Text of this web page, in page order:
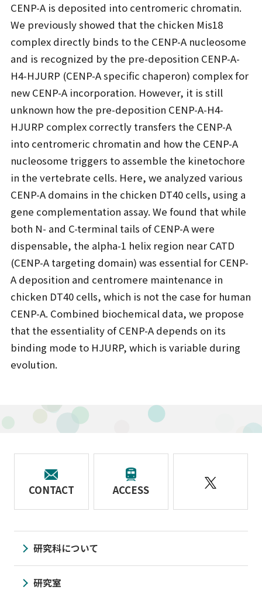
CENP-A is deposited into centromeric chromatin.
We previously showed that the chicken Mis18
complex directly binds to the CENP-A nucleosome
and is recognized by the pre-deposition CENP-A-
H4-HJURP (CENP-A specific chaperon) complex for
new CENP-A incorporation. However, it is still
unknown how the pre-deposition CENP-A-H4-
HJURP complex correctly transfers the CENP-A
into centromeric chromatin and how the CENP-A
nucleosome triggers to assemble the kinetochore
in the vertebrate cells. Here, we analyzed various
CENP-A domains in the chicken DT40 cells, using a
gene complementation assay. We found that while
both N- and C-terminal tails of CENP-A were
dispensable, the alpha-1 helix region near CATD
(CENP-A targeting domain) was essential for CENP-
A deposition and centromere maintenance in
chicken DT40 cells, which is not the case for human
CENP-A. Combined biochemical data, we propose
that the essentiality of CENP-A depends on its
binding mode to HJURP, which is variable during
evolution.
CONTACT ACCESS
研究科について
研究室